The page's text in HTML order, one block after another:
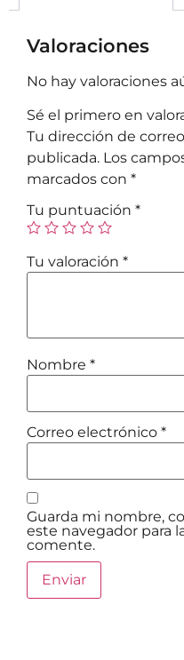
Valoraciones
No hay valoraciones
Sé el primero en
Tu dirección de
publicada. Los
marcados con *
Tu puntuación *
Tu valoración *
Nombre *
Correo electrónico *
Guarda mi nombre,
este navegador para
comente.